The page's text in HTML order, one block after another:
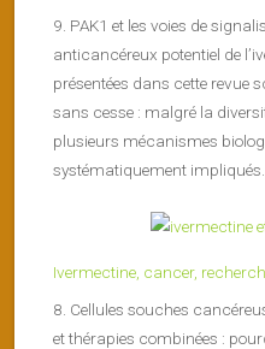
9. PAK1 et les voies de
anticancéreux potentiel de
présentées dans cette revue
sans cesse : malgré la
plusieurs mécanismes
systématiquement impliqués.
Ivermectine, cancer,
8. Cellules souches
et thérapies combinées :